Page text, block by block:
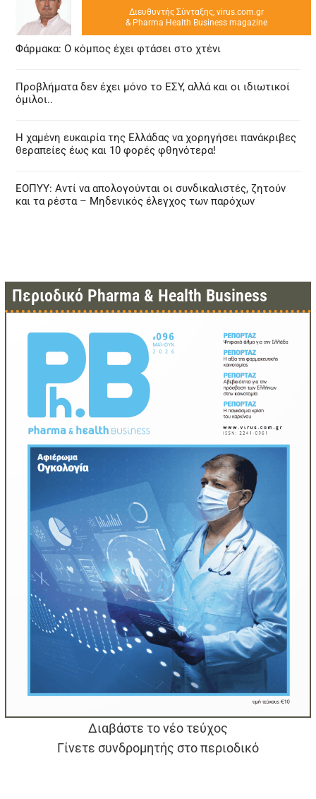
Διευθυντής Σύνταξης, virus.com.gr
& Pharma Health Business magazine
Φάρμακα: Ο κόμπος έχει φτάσει στο χτένι
Προβλήματα δεν έχει μόνο το ΕΣΥ, αλλά και οι ιδιωτικοί
όμιλοι..
Η χαμένη ευκαιρία της Ελλάδας να χορηγήσει πανάκριβες
θεραπείες έως και 10 φορές φθηνότερα!
ΕΟΠΥΥ: Αντί να απολογούνται οι συνδικαλιστές, ζητούν
και τα ρέστα – Μηδενικός έλεγχος των παρόχων
Περιοδικό Pharma & Health Business
Διαβάστε το νέο τεύχος
Γίνετε συνδρομητής στο περιοδικό